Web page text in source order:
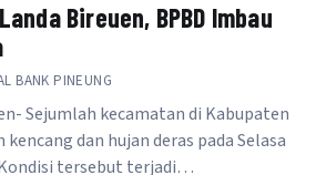
Bireuen, BPBD Imbau
BANK PINEUNG
Sejumlah kecamatan di Kabupaten
dan hujan deras pada Selasa
Kondisi tersebut terjadi…